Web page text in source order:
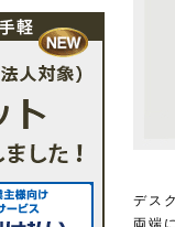
デス
両端